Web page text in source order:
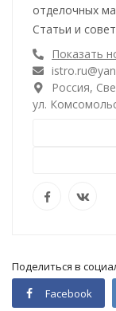
отделочных
Статьи и
Показать
Россия,
ул.
Поделиться в
Facebook